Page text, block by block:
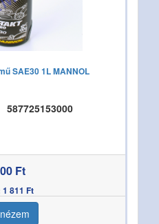
SAE30 1L MANNOL
587725153000
Ft
811 Ft